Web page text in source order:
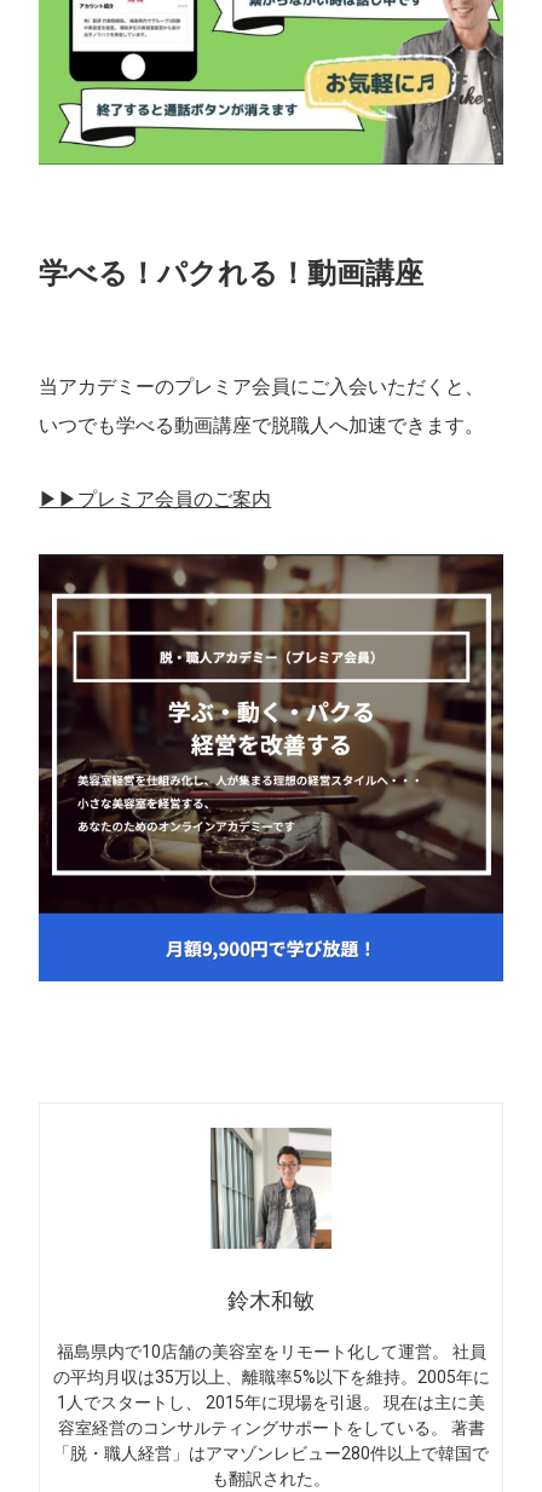
学べる！パクれる！動画講座
当アカデミーのプレミア会員にご入会いただくと、
いつでも学べる動画講座で脱職人へ加速できます。
▶︎▶︎プレミア会員のご案内
鈴木和敏
福島県内で10店舗の美容室をリモート化して運営。 社員
の平均月収は35万以上、離職率5%以下を維持。2005年に
1人でスタートし、 2015年に現場を引退。 現在は主に美
容室経営のコンサルティングサポートをしている。 著書
「脱・職人経営」はアマゾンレビュー280件以上で韓国で
も翻訳された。